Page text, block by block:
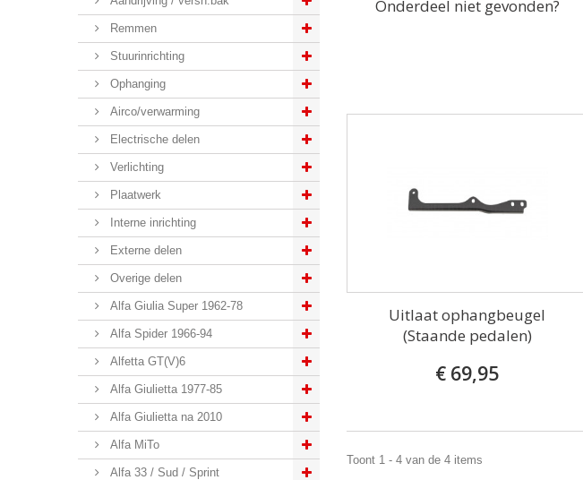
Remmen
Stuurinrichting
Ophanging
Airco/verwarming
Electrische delen
Verlichting
Plaatwerk
Interne inrichting
Externe delen
Overige delen
Alfa Giulia Super 1962-78
Alfa Spider 1966-94
Alfetta GT(V)6
Alfa Giulietta 1977-85
Alfa Giulietta na 2010
Alfa MiTo
Alfa 33 / Sud / Sprint
Onderdeel niet gevonden?
Uitlaat ophangbeugel
(Staande pedalen)
€ 69,95
Toont 1 - 4 van de 4 items